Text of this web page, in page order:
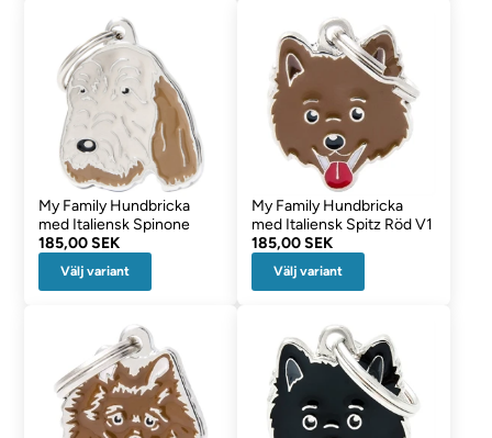
My Family Hundbricka
med Italiensk Spinone
185,00 SEK
Välj variant
My Family Hundbricka
med Italiensk Spitz Röd V1
185,00 SEK
Välj variant